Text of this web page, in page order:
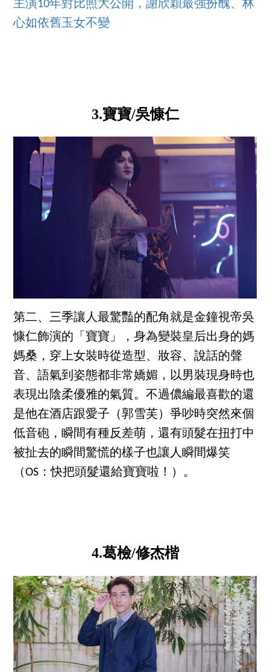
主演10年對比照大公開，謝欣穎最強扮醜、林
心如依舊玉女不變
3.寶寶/吳慷仁
第二、三季讓人最驚豔的配角就是金鐘視帝吳
慷仁飾演的「寶寶」，身為變裝皇后出身的媽
媽桑，穿上女裝時從造型、妝容、說話的聲
音、語氣到姿態都非常嬌媚，以男裝現身時也
表現出陰柔優雅的氣質。不過儂編最喜歡的還
是他在酒店跟愛子（郭雪芙）爭吵時突然來個
低音砲，瞬間有種反差萌，還有頭髮在扭打中
被扯去的瞬間驚慌的樣子也讓人瞬間爆笑
（OS：快把頭髮還給寶寶啦！）。
4.葛檢/修杰楷